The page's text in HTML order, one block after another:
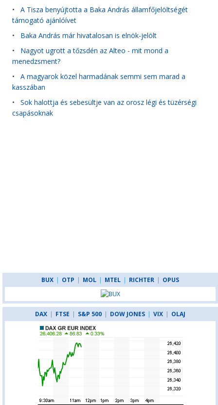
• A Tisza benyújtotta a Baka András államfőjelöltségét
támogató ajánlóívet
• Baka András már hivatalosan is elnök-jelölt
• Nagyot ugrott a tőzsdén az Alteo - mit mond a
menedzsment?
• A magyarok közel harmadának semmi sem marad a
kasszában
• Sok halottja és sebesültje van az orosz légi és tüzérségi
csapásoknak
BUX | OTP | MOL | MTEL | RICHTER | OPUS
DAX | FTSE | S&P 500 | DOW JONES | VIX | OLAJ